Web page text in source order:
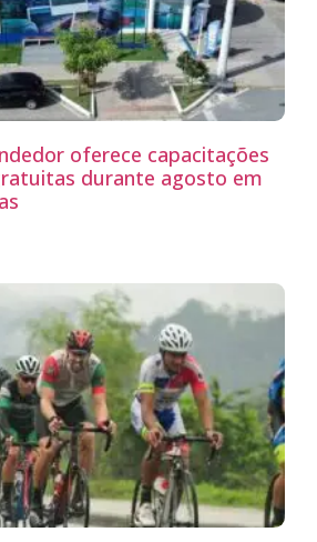
oferece capacitações
durante agosto em